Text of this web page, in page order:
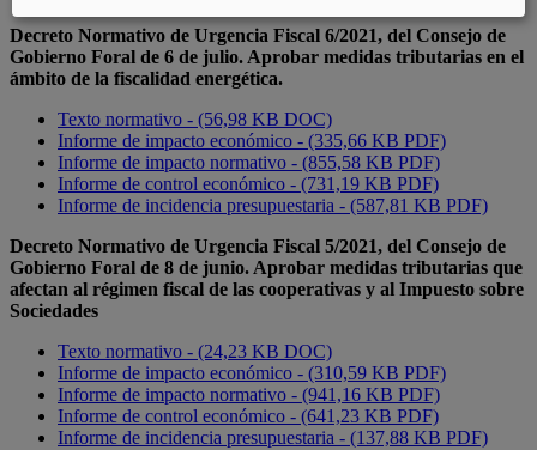
Decreto Normativo de Urgencia Fiscal 6/2021, del Consejo de
Gobierno Foral de 6 de julio. Aprobar medidas tributarias en el
ámbito de la fiscalidad energética.
Texto normativo - (56,98 KB DOC)
Informe de impacto económico - (335,66 KB PDF)
Informe de impacto normativo - (855,58 KB PDF)
Informe de control económico - (731,19 KB PDF)
Informe de incidencia presupuestaria - (587,81 KB PDF)
Decreto Normativo de Urgencia Fiscal 5/2021, del Consejo de
Gobierno Foral de 8 de junio. Aprobar medidas tributarias que
afectan al régimen fiscal de las cooperativas y al Impuesto sobre
Sociedades
Texto normativo - (24,23 KB DOC)
Informe de impacto económico - (310,59 KB PDF)
Informe de impacto normativo - (941,16 KB PDF)
Informe de control económico - (641,23 KB PDF)
Informe de incidencia presupuestaria - (137,88 KB PDF)